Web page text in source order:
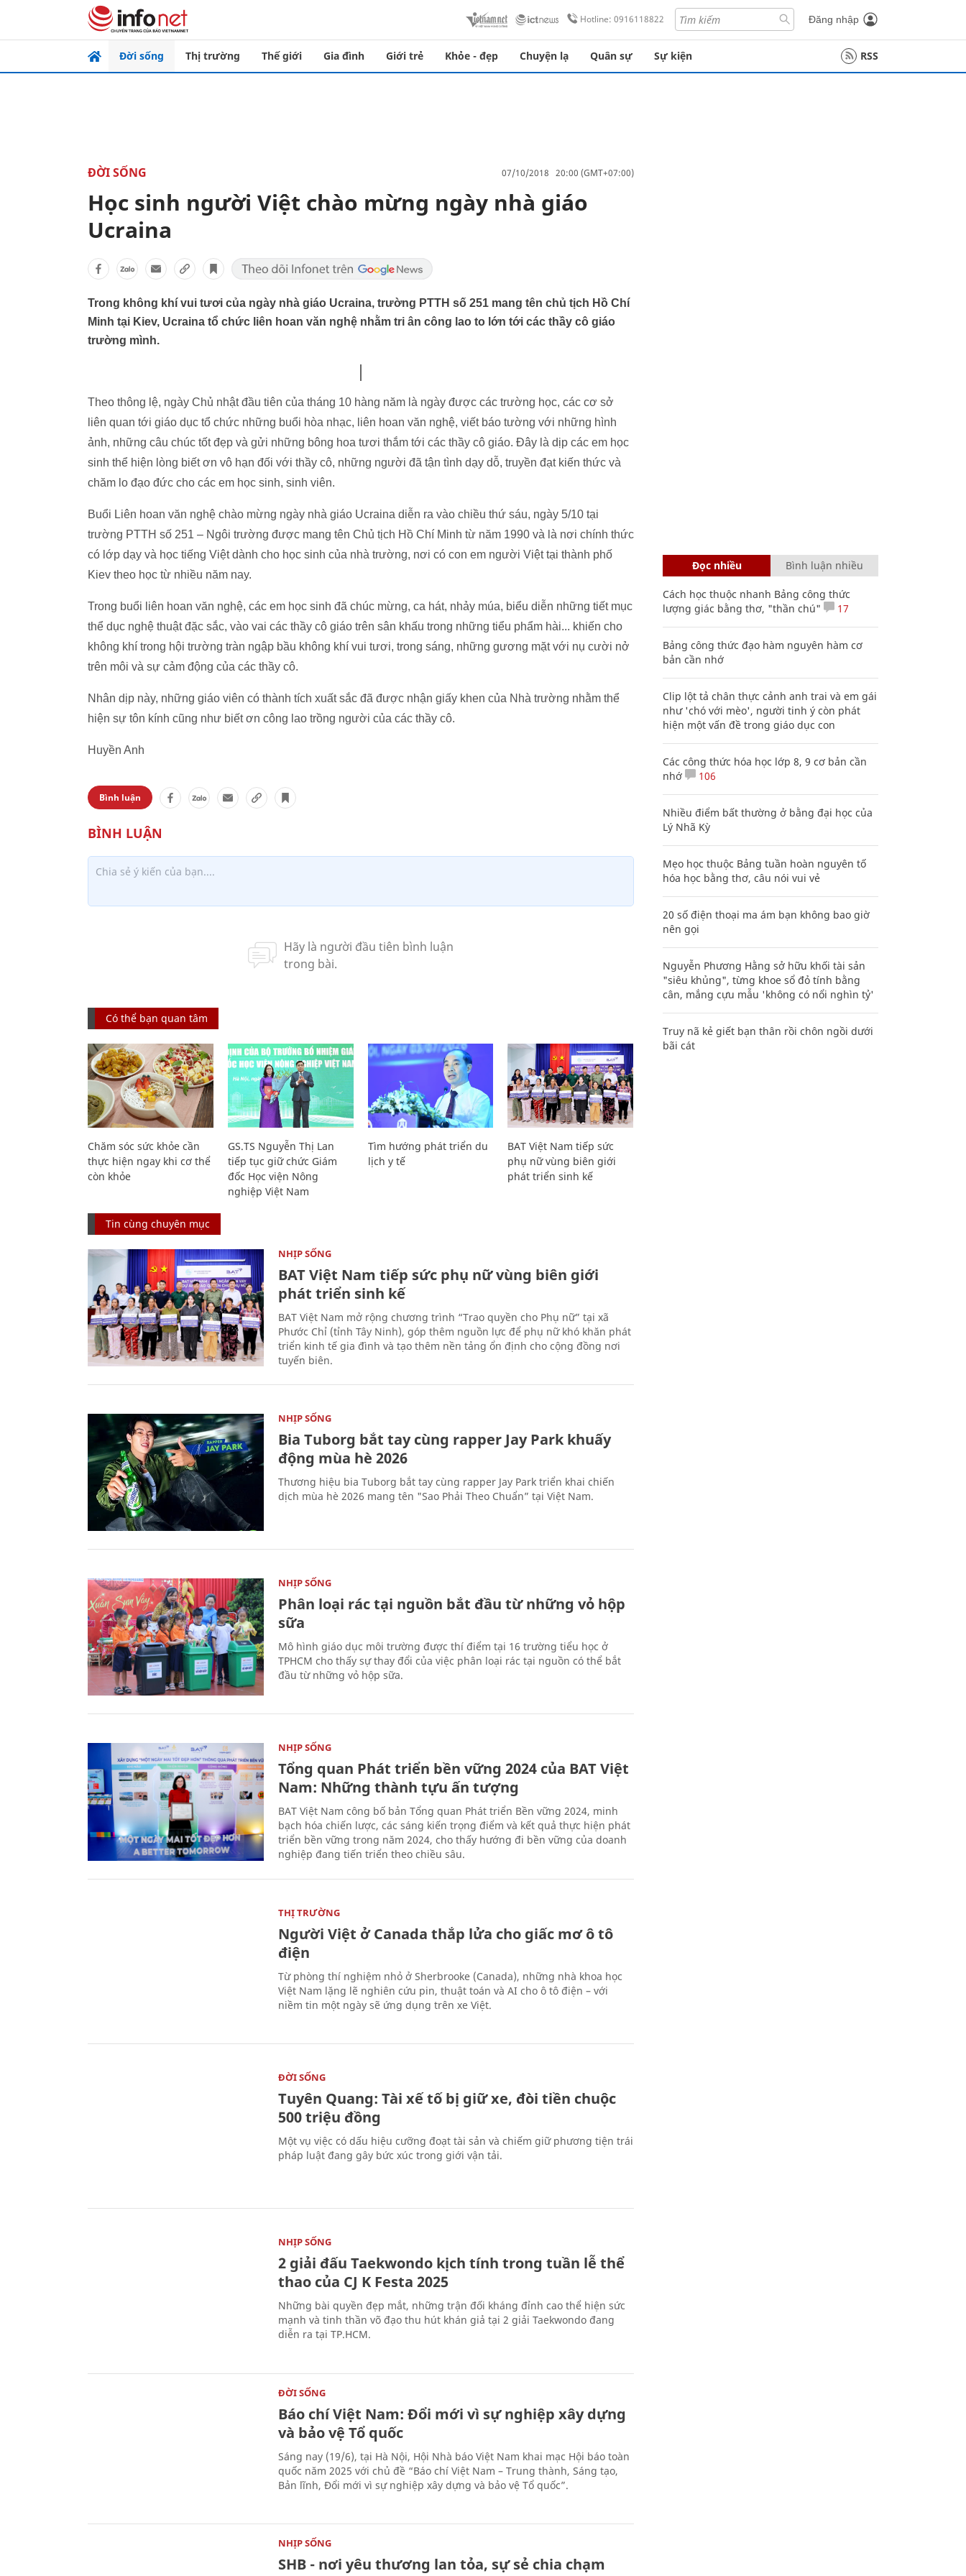
Hotline: 0916118822 Đăng nhập
Đời sống Thị trường Thế giới Gia đình Giới trẻ Khỏe - đẹp Chuyện lạ Quân sự Sự kiện RSS
ĐỜI SỐNG 07/10/2018 20:00 (GMT+07:00)
Học sinh người Việt chào mừng ngày nhà giáo
Ucraina
Trong không khí vui tươi của ngày nhà giáo Ucraina, trường PTTH số 251 mang tên chủ tịch Hồ Chí
Minh tại Kiev, Ucraina tổ chức liên hoan văn nghệ nhằm tri ân công lao to lớn tới các thầy cô giáo
trường mình.
Theo thông lệ, ngày Chủ nhật đầu tiên của tháng 10 hàng năm là ngày được các trường học, các cơ sở
liên quan tới giáo dục tổ chức những buổi hòa nhạc, liên hoan văn nghệ, viết báo tường với những hình
ảnh, những câu chúc tốt đẹp và gửi những bông hoa tươi thắm tới các thầy cô giáo. Đây là dịp các em học
sinh thể hiện lòng biết ơn vô hạn đối với thầy cô, những người đã tận tình dạy dỗ, truyền đạt kiến thức và
chăm lo đạo đức cho các em học sinh, sinh viên.
Buổi Liên hoan văn nghệ chào mừng ngày nhà giáo Ucraina diễn ra vào chiều thứ sáu, ngày 5/10 tại
trường PTTH số 251 – Ngôi trường được mang tên Chủ tịch Hồ Chí Minh từ năm 1990 và là nơi chính thức
có lớp dạy và học tiếng Việt dành cho học sinh của nhà trường, nơi có con em người Việt tại thành phố
Kiev theo học từ nhiều năm nay.
Trong buổi liên hoan văn nghệ, các em học sinh đã chúc mừng, ca hát, nhảy múa, biểu diễn những tiết mục
thể dục nghệ thuật đặc sắc, vào vai các thầy cô giáo trên sân khấu trong những tiểu phẩm hài... khiến cho
không khí trong hội trường tràn ngập bầu không khí vui tươi, trong sáng, những gương mặt với nụ cười nở
trên môi và sự cảm động của các thầy cô.
Nhân dịp này, những giáo viên có thành tích xuất sắc đã được nhận giấy khen của Nhà trường nhằm thể
hiện sự tôn kính cũng như biết ơn công lao trồng người của các thầy cô.
Huyền Anh
Bình luận
Có thể bạn quan tâm
Chăm sóc sức khỏe cần
thực hiện ngay khi cơ thể
còn khỏe
GS.TS Nguyễn Thị Lan
tiếp tục giữ chức Giám
đốc Học viện Nông
nghiệp Việt Nam
Tìm hướng phát triển du
lịch y tế
BAT Việt Nam tiếp sức
phụ nữ vùng biên giới
phát triển sinh kế
Tin cùng chuyên mục
NHỊP SỐNG
BAT Việt Nam tiếp sức phụ nữ vùng biên giới
phát triển sinh kế
BAT Việt Nam mở rộng chương trình “Trao quyền cho Phụ nữ” tại xã
Phước Chỉ (tỉnh Tây Ninh), góp thêm nguồn lực để phụ nữ khó khăn phát
triển kinh tế gia đình và tạo thêm nền tảng ổn định cho cộng đồng nơi
tuyến biên.
NHỊP SỐNG
Bia Tuborg bắt tay cùng rapper Jay Park khuấy
động mùa hè 2026
Thương hiệu bia Tuborg bắt tay cùng rapper Jay Park triển khai chiến
dịch mùa hè 2026 mang tên "Sao Phải Theo Chuẩn” tại Việt Nam.
NHỊP SỐNG
Phân loại rác tại nguồn bắt đầu từ những vỏ hộp
sữa
Mô hình giáo dục môi trường được thí điểm tại 16 trường tiểu học ở
TPHCM cho thấy sự thay đổi của việc phân loại rác tại nguồn có thể bắt
đầu từ những vỏ hộp sữa.
NHỊP SỐNG
Tổng quan Phát triển bền vững 2024 của BAT Việt
Nam: Những thành tựu ấn tượng
BAT Việt Nam công bố bản Tổng quan Phát triển Bền vững 2024, minh
bạch hóa chiến lược, các sáng kiến trọng điểm và kết quả thực hiện phát
triển bền vững trong năm 2024, cho thấy hướng đi bền vững của doanh
nghiệp đang tiến triển theo chiều sâu.
THỊ TRƯỜNG
Người Việt ở Canada thắp lửa cho giấc mơ ô tô
điện
Từ phòng thí nghiệm nhỏ ở Sherbrooke (Canada), những nhà khoa học
Việt Nam lặng lẽ nghiên cứu pin, thuật toán và AI cho ô tô điện – với
niềm tin một ngày sẽ ứng dụng trên xe Việt.
ĐỜI SỐNG
Tuyên Quang: Tài xế tố bị giữ xe, đòi tiền chuộc
500 triệu đồng
Một vụ việc có dấu hiệu cưỡng đoạt tài sản và chiếm giữ phương tiện trái
pháp luật đang gây bức xúc trong giới vận tải.
NHỊP SỐNG
2 giải đấu Taekwondo kịch tính trong tuần lễ thể
thao của CJ K Festa 2025
Những bài quyền đẹp mắt, những trận đối kháng đỉnh cao thể hiện sức
mạnh và tinh thần võ đạo thu hút khán giả tại 2 giải Taekwondo đang
diễn ra tại TP.HCM.
ĐỜI SỐNG
Báo chí Việt Nam: Đổi mới vì sự nghiệp xây dựng
và bảo vệ Tổ quốc
Sáng nay (19/6), tại Hà Nội, Hội Nhà báo Việt Nam khai mạc Hội báo toàn
quốc năm 2025 với chủ đề “Báo chí Việt Nam – Trung thành, Sáng tạo,
Bản lĩnh, Đổi mới vì sự nghiệp xây dựng và bảo vệ Tổ quốc”.
NHỊP SỐNG
SHB - nơi yêu thương lan tỏa, sự sẻ chia chạm
Đọc nhiều Bình luận nhiều
Cách học thuộc nhanh Bảng công thức
lượng giác bằng thơ, "thần chú"
17
Bảng công thức đạo hàm nguyên hàm cơ
bản cần nhớ
Clip lột tả chân thực cảnh anh trai và em gái
như 'chó với mèo', người tinh ý còn phát
hiện một vấn đề trong giáo dục con
Các công thức hóa học lớp 8, 9 cơ bản cần
nhớ
106
Nhiều điểm bất thường ở bằng đại học của
Lý Nhã Kỳ
Mẹo học thuộc Bảng tuần hoàn nguyên tố
hóa học bằng thơ, câu nói vui vẻ
20 số điện thoại ma ám bạn không bao giờ
nên gọi
Nguyễn Phương Hằng sở hữu khối tài sản
"siêu khủng", từng khoe sổ đỏ tính bằng
cân, mắng cựu mẫu 'không có nổi nghìn tỷ'
Truy nã kẻ giết bạn thân rồi chôn ngồi dưới
bãi cát